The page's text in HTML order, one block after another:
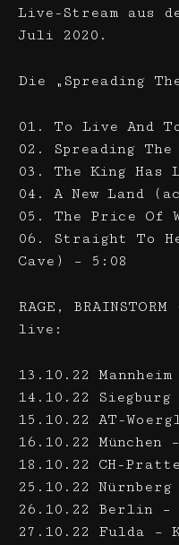
Live-Stream aus
Juli 2020.
Die „Spreading
01. To Live And
02. Spreading
03. The King Has
04. A New Land
05. The Price Of
06. Straight To
Cave) – 5:08
RAGE,
live:
13.10.22
14.10.22 Siegburg
15.10.22 AT-
16.10.22 München
18.10.22 CH-
25.10.22
26.10.22 Berlin –
27.10.22 Fulda –